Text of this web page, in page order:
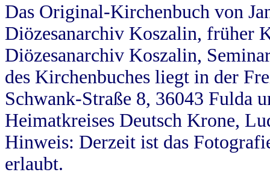
Das Original-Kirchenbuch von
Diözesanarchiv Koszalin, früher
Diözesanarchiv Koszalin,
des Kirchenbuches liegt in der
Schwank-Straße 8, 36043 Fulda
Heimatkreises Deutsch Krone,
Hinweis: Derzeit ist das
erlaubt.